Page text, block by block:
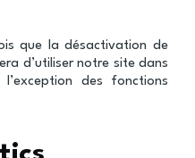
que la désactivation de
d’utiliser notre site dans
des fonctions